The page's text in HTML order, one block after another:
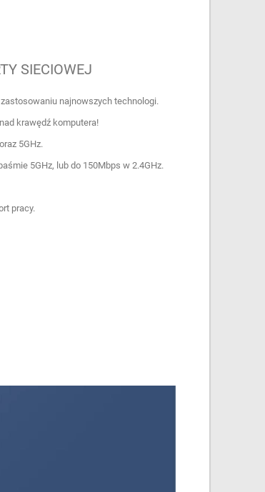
SIECIOWEJ
najnowszych technologi.
krawędź komputera!
5GHz.
5GHz, lub do 150Mbps w 2.4GHz.
pracy.